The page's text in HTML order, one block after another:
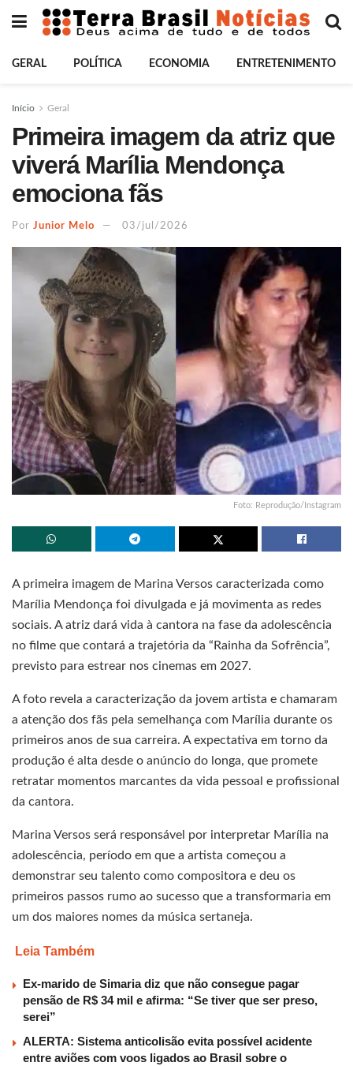
GERAL POLÍTICA ECONOMIA ENTRETENIMENTO
Início Geral
Primeira imagem da atriz que
viverá Marília Mendonça
emociona fãs
Por Junior Melo 03/jul/2026
Foto: Reprodução/Instagram
A primeira imagem de Marina Versos caracterizada como
Marília Mendonça foi divulgada e já movimenta as redes
sociais. A atriz dará vida à cantora na fase da adolescência
no filme que contará a trajetória da “Rainha da Sofrência”,
previsto para estrear nos cinemas em 2027.
A foto revela a caracterização da jovem artista e chamaram
a atenção dos fãs pela semelhança com Marília durante os
primeiros anos de sua carreira. A expectativa em torno da
produção é alta desde o anúncio do longa, que promete
retratar momentos marcantes da vida pessoal e profissional
da cantora.
Marina Versos será responsável por interpretar Marília na
adolescência, período em que a artista começou a
demonstrar seu talento como compositora e deu os
primeiros passos rumo ao sucesso que a transformaria em
um dos maiores nomes da música sertaneja.
Leia Também
Ex-marido de Simaria diz que não consegue pagar
pensão de R$ 34 mil e afirma: “Se tiver que ser preso,
serei”
ALERTA: Sistema anticolisão evita possível acidente
entre aviões com voos ligados ao Brasil sobre o